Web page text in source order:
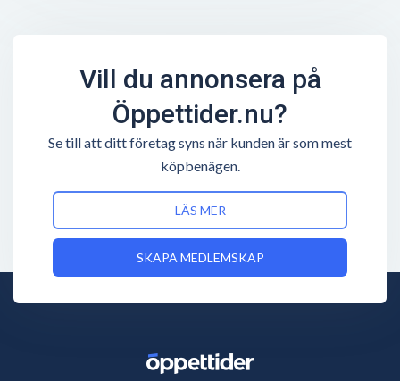
Vill du annonsera på
Öppettider.nu?
Se till att ditt företag syns när kunden är som mest
köpbenägen.
LÄS MER
SKAPA MEDLEMSKAP